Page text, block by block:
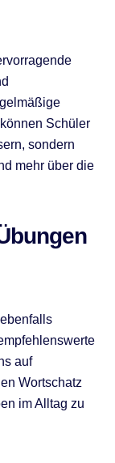
Schüler
sondern
mehr über die
auf
Wortschatz
im Alltag zu